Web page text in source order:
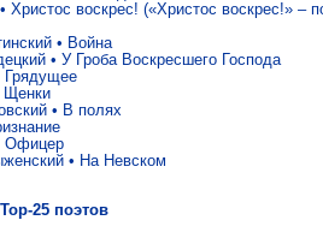
• Христос воскрес! («Христос воскрес!» –
• Война
• У Гроба Воскресшего Господа
Грядущее
Щенки
• В полях
Офицер
• На Невском
Top-25 поэтов